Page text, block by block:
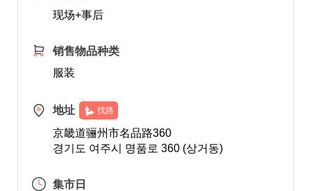
现场+事后
销售物品种类
服装
地址 找路
京畿道骊州市名品路360
경기도 여주시 명품로 360 (상거동)
集市日